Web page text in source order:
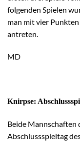
folgenden Spielen
man mit vier
antreten.
MD
Knirpse:
Beide
Abschlussspieltag